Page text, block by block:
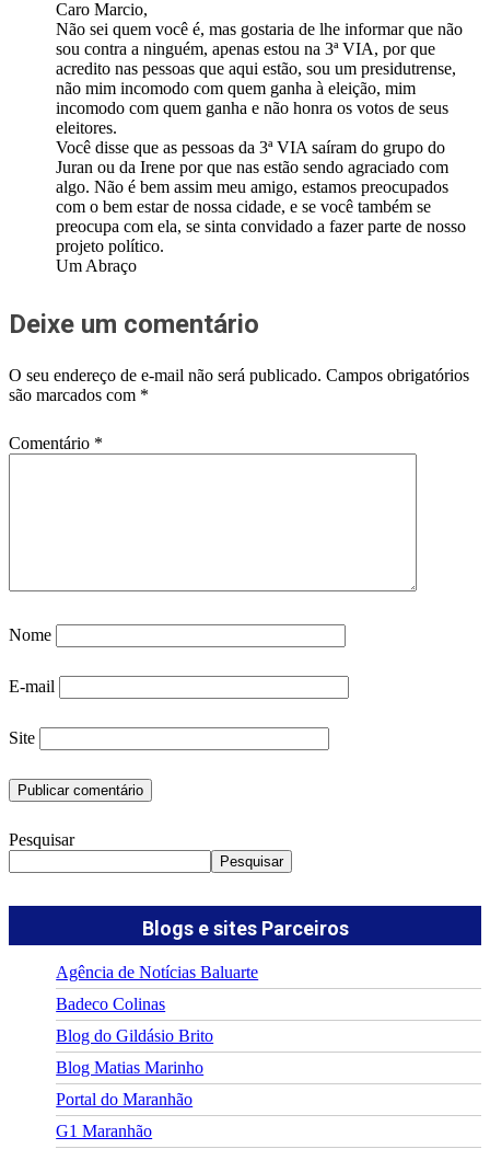
Caro Marcio,
Não sei quem você é, mas gostaria de lhe informar que não
sou contra a ninguém, apenas estou na 3ª VIA, por que
acredito nas pessoas que aqui estão, sou um presidutrense,
não mim incomodo com quem ganha à eleição, mim
incomodo com quem ganha e não honra os votos de seus
eleitores.
Você disse que as pessoas da 3ª VIA saíram do grupo do
Juran ou da Irene por que nas estão sendo agraciado com
algo. Não é bem assim meu amigo, estamos preocupados
com o bem estar de nossa cidade, e se você também se
preocupa com ela, se sinta convidado a fazer parte de nosso
projeto político.
Um Abraço
Deixe um comentário
O seu endereço de e-mail não será publicado. Campos obrigatórios
são marcados com *
Comentário *
Nome
E-mail
Site
Pesquisar
Pesquisar
Blogs e sites Parceiros
Agência de Notícias Baluarte
Badeco Colinas
Blog do Gildásio Brito
Blog Matias Marinho
Portal do Maranhão
G1 Maranhão